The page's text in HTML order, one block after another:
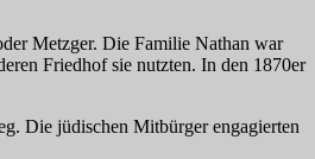
Metzger. Die Familie Nathan war
Friedhof sie nutzten. In den 1870er
Die jüdischen Mitbürger engagierten